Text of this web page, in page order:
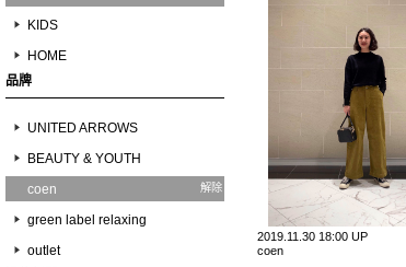
KIDS
HOME
品牌
UNITED ARROWS
BEAUTY & YOUTH
coen
解除
green label relaxing
outlet
2019.11.30 18:00 UP
coen